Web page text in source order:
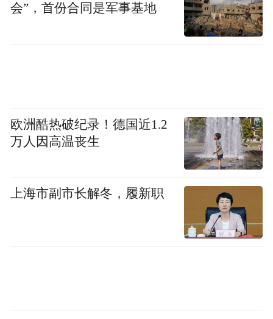
百来号人，他们安排了志愿者维持秩序，劝
员称会去了解。
此前，据巩义融媒，永泰陵神道区域小麦进
物局提醒广大游客及摄影爱好者，请勿进入
麦田踩踏、穿行，远离作业范围；拍照取景
会”，首份合同是军事基地
欧洲酷热破纪录！德国近1.2
万人因高温丧生
上海市副市长解冬，履新职